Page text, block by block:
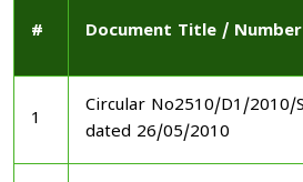
# Document Title / Number
1
Circular No2510/D1/2010/
dated 26/05/2010